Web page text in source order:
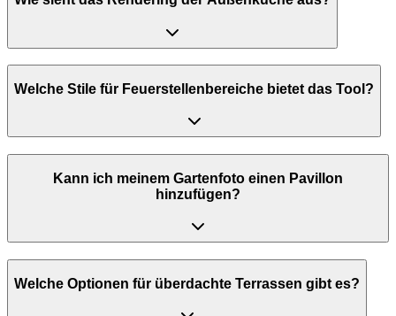
Welche Stile für Feuerstellenbereiche bietet das Tool?
Kann ich meinem Gartenfoto einen Pavillon
hinzufügen?
Welche Optionen für überdachte Terrassen gibt es?